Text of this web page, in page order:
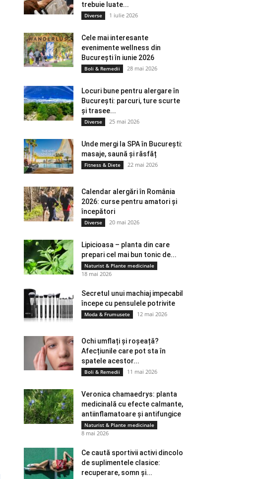
trebuie luate...
Diverse 1 iulie 2026
Cele mai interesante
evenimente wellness din
București în iunie 2026
Boli & Remedii 28 mai 2026
Locuri bune pentru alergare în
București: parcuri, ture scurte
și trasee...
Diverse 25 mai 2026
Unde mergi la SPA în București:
masaje, saună și răsfăț
Fitness & Diete 22 mai 2026
Calendar alergări în România
2026: curse pentru amatori și
începători
Diverse 20 mai 2026
Lipicioasa – planta din care
prepari cel mai bun tonic de...
Naturist & Plante medicinale
18 mai 2026
Secretul unui machiaj impecabil
începe cu pensulele potrivite
Moda & Frumusete 12 mai 2026
Ochi umflați și roșeață?
Afecțiunile care pot sta în
spatele acestor...
Boli & Remedii 11 mai 2026
Veronica chamaedrys: planta
medicinală cu efecte calmante,
antiinflamatoare și antifungice
Naturist & Plante medicinale
8 mai 2026
Ce caută sportivii activi dincolo
de suplimentele clasice:
recuperare, somn și...